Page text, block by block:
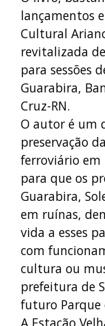
lançamentos
Cultural
revitalizada
para sessões
Guarabira,
Cruz-RN.
O autor é um
preservação
ferroviário em
para que os
Guarabira,
em ruínas,
vida a esses
com
cultura ou
prefeitura de
futuro Parque